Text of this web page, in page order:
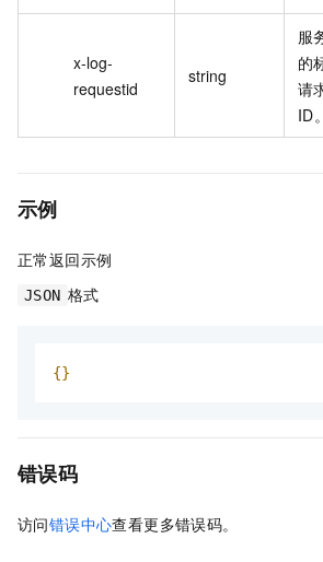
x-log-
requestid
string
服
的
请
ID。
示例
正常返回示例
JSON 格式
{}
错误码
访问错误中心查看更多错误码。